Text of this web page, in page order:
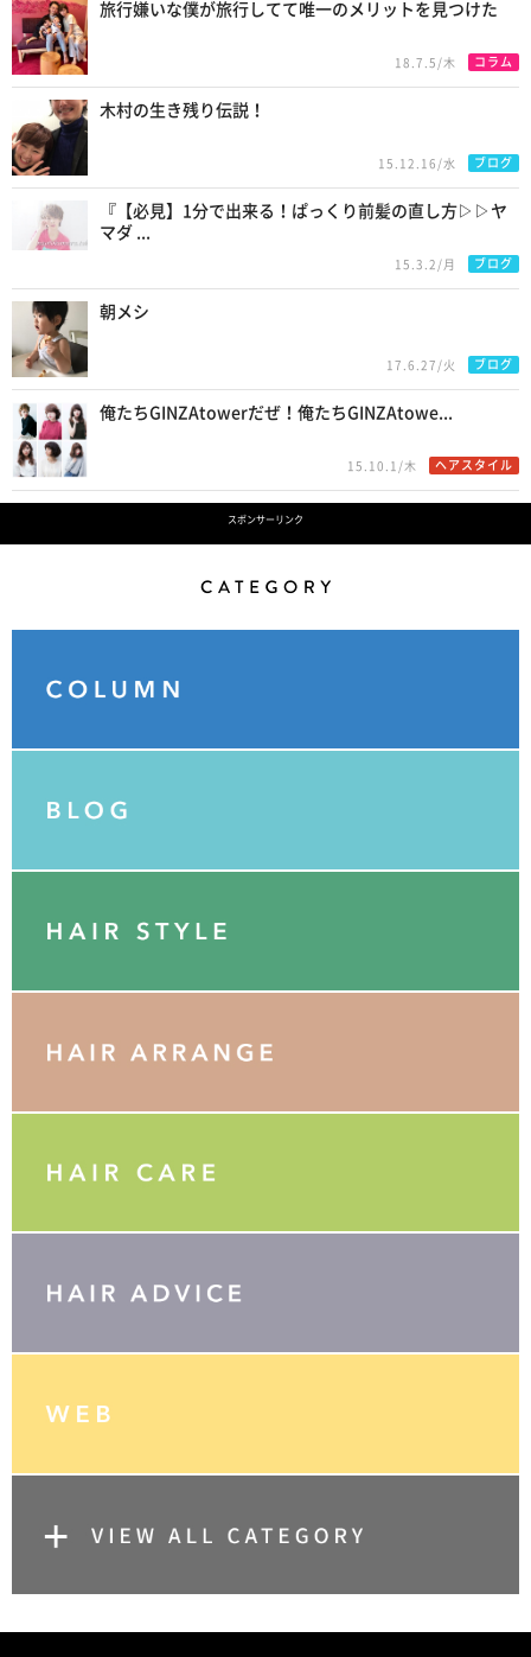
旅行嫌いな僕が旅行してて唯一のメリットを見つけた
18.7.5/木 コラム
木村の生き残り伝説！
15.12.16/水 ブログ
『【必見】1分で出来る！ぱっくり前髪の直し方▷▷ヤ
マダ ...
15.3.2/月 ブログ
朝メシ
17.6.27/火 ブログ
俺たちGINZAtowerだぜ！俺たちGINZAtowe...
15.10.1/木 ヘアスタイル
スポンサーリンク